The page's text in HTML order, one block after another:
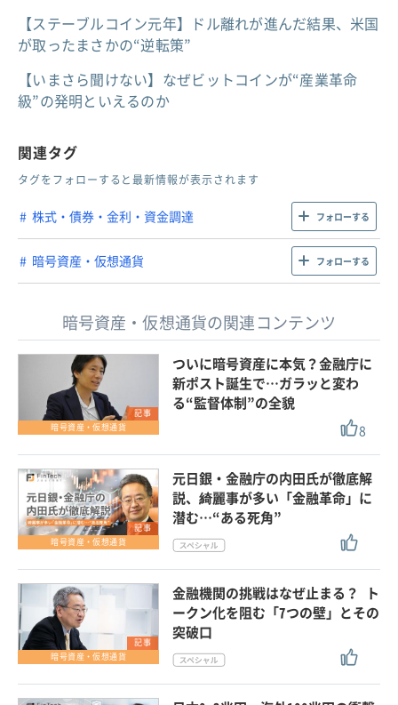
【ステーブルコイン元年】ドル離れが進んだ結果、米国
が取ったまさかの“逆転策”
【いまさら聞けない】なぜビットコインが“産業革命
級”の発明といえるのか
関連タグ
タグをフォローすると最新情報が表示されます
株式・債券・金利・資金調達 フォローする
暗号資産・仮想通貨 フォローする
暗号資産・仮想通貨の関連コンテンツ
記事
暗号資産・仮想通貨
ついに暗号資産に本気？金融庁に
新ポスト誕生で…ガラッと変わ
る“監督体制”の全貌
8
記事
暗号資産・仮想通貨
元日銀・金融庁の内田氏が徹底解
説、綺麗事が多い「金融革命」に
潜む…“ある死角”
記事
暗号資産・仮想通貨
金融機関の挑戦はなぜ止まる？ ト
ークン化を阻む「7つの壁」とその
突破口